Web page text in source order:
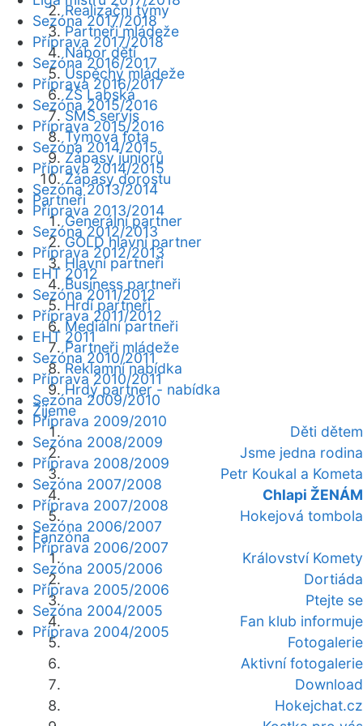
Realizační týmy
Partneři mládeže
Nábor dětí
Úspěchy mládeže
ZŠ Labská
SMS servis
Týmová fota
Zápasy juniorů
Zápasy dorostu
Partneři
Generální partner
GOLD hlavní partner
Hlavní partneři
Business partneři
Hrdí partneři
Mediální partneři
Partneři mládeže
Reklamní nabídka
Hrdý partner - nabídka
Žijeme
Děti dětem
Jsme jedna rodina
Petr Koukal a Kometa
Chlapi ŽENÁM
Hokejová tombola
Fanzóna
Království Komety
Dortiáda
Ptejte se
Fan klub informuje
Fotogalerie
Aktivní fotogalerie
Download
Hokejchat.cz
Sezóna 2017/2018
Příprava 2017/2018
Sezóna 2016/2017
Příprava 2016/2017
Sezóna 2015/2016
Příprava 2015/2016
Sezóna 2014/2015
Příprava 2014/2015
Sezóna 2013/2014
Příprava 2013/2014
Sezóna 2012/2013
Příprava 2012/2013
EHT 2012
Sezóna 2011/2012
Příprava 2011/2012
EHT 2011
Sezóna 2010/2011
Příprava 2010/2011
Sezóna 2009/2010
Příprava 2009/2010
Sezóna 2008/2009
Příprava 2008/2009
Sezóna 2007/2008
Příprava 2007/2008
Sezóna 2006/2007
Příprava 2006/2007
Sezóna 2005/2006
Příprava 2005/2006
Sezóna 2004/2005
Příprava 2004/2005